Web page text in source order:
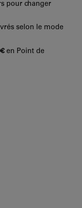
pour changer
selon le mode
en Point de